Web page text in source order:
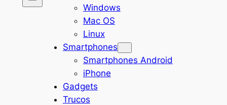
Windows
Mac OS
Linux
Smartphones
Smartphones Android
iPhone
Gadgets
Trucos